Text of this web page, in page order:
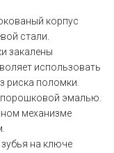
корпус
стали.
закалены
использовать
риска поломки.
эмалью.
механизме
на ключе